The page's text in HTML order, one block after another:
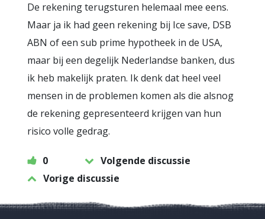
De rekening terugsturen helemaal mee eens.
Maar ja ik had geen rekening bij Ice save, DSB
ABN of een sub prime hypotheek in de USA,
maar bij een degelijk Nederlandse banken, dus
ik heb makelijk praten. Ik denk dat heel veel
mensen in de problemen komen als die alsnog
de rekening gepresenteerd krijgen van hun
risico volle gedrag.
0
Volgende discussie
Vorige discussie